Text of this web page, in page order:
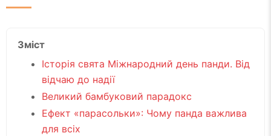
Зміст
Історія свята Міжнародний день панди. Від
відчаю до надії
Великий бамбуковий парадокс
Ефект «парасольки»: Чому панда важлива
для всіх